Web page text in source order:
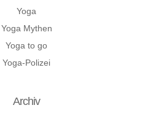
Yoga
Yoga Mythen
Yoga to go
Yoga-Polizei
Archiv